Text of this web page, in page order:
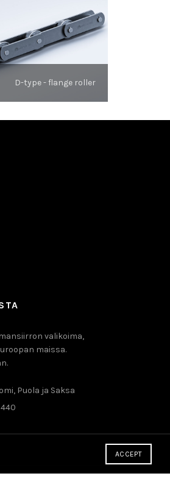
D-type - flange roller
valikoima,
maissa.
Puola ja Saksa
ACCEPT